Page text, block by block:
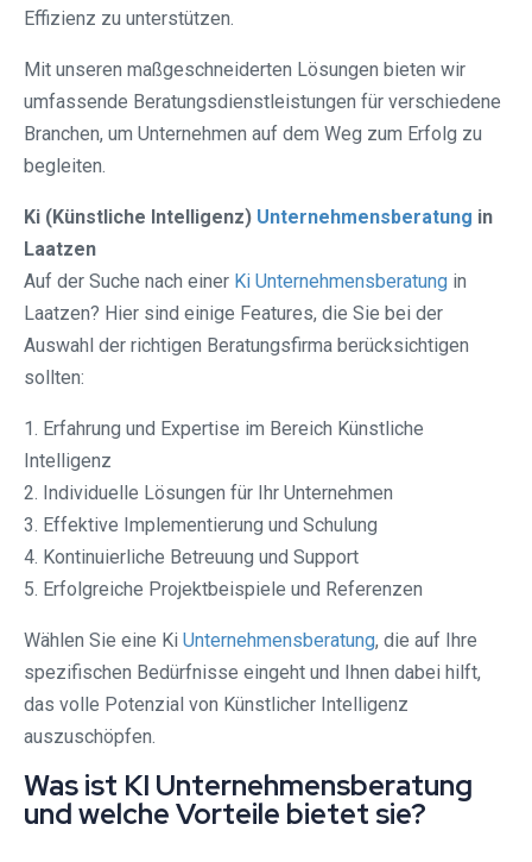
Effizienz zu unterstützen.
Mit unseren maßgeschneiderten Lösungen bieten wir
umfassende Beratungsdienstleistungen für verschiedene
Branchen, um Unternehmen auf dem Weg zum Erfolg zu
begleiten.
Ki (Künstliche Intelligenz) Unternehmensberatung in
Laatzen
Auf der Suche nach einer Ki Unternehmensberatung in
Laatzen? Hier sind einige Features, die Sie bei der
Auswahl der richtigen Beratungsfirma berücksichtigen
sollten:
1. Erfahrung und Expertise im Bereich Künstliche
Intelligenz
2. Individuelle Lösungen für Ihr Unternehmen
3. Effektive Implementierung und Schulung
4. Kontinuierliche Betreuung und Support
5. Erfolgreiche Projektbeispiele und Referenzen
Wählen Sie eine Ki Unternehmensberatung, die auf Ihre
spezifischen Bedürfnisse eingeht und Ihnen dabei hilft,
das volle Potenzial von Künstlicher Intelligenz
auszuschöpfen.
Was ist KI Unternehmensberatung
und welche Vorteile bietet sie?